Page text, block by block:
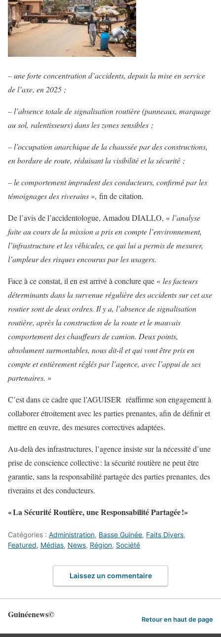
– une forte concentration d’accidents, depuis la mise en service
de l’axe, en 2025 ;
– l’absence totale de signalisation routière (panneaux, marquage
au sol, ralentisseurs) dans les zones sensibles ;
– l’occupation anarchique de la chaussée par des constructions,
en bordure de route, réduisant la visibilité et la sécurité ;
– le comportement imprudent des conducteurs, confirmé par les
témoignages des riverains », fin de citation.
De l’avis de l’accidentologue, Amadou DIALLO, « l’analyse
faite au cours de la mission a pris en compte l’environnement,
l’infrastructure et les véhicules, ce qui lui a permis de mesurer,
l’ampleur des risques encourus par les usagers.
Face à ce constat, il en est arrivé à conclure que « les facteurs
déterminants dans la survenue régulière des accidents sur cet axe
routier sont de deux ordres. Il y a, l’absence de signalisation
routière, après la construction de la route et le mauvais
comportement des chauffeurs de camion. Deux points,
absolument surmontables, nous dit-il et qui vont être pris en
compte et entièrement réglés par l’agence, avec l’appui de ses
partenaires. »
C’est dans ce cadre que l’AGUISER réaffirme son engagement à
collaborer étroitement avec les parties prenantes, afin de définir et
mettre en œuvre, des mesures correctives adaptées.
Au-delà des infrastructures, l’agence insiste sur la nécessité d’une
prise de conscience collective : la sécurité routière ne peut être
garantie, sans la responsabilité partagée des parties prenantes, des
riverains et des conducteurs.
« La Sécurité Routière, une Responsabilité Partagée !»
Catégories : Administration, Basse Guinée, Faits Divers,
Featured, Médias, News, Région, Société
Laissez un commentaire
Guinéenews© Retour en haut de page